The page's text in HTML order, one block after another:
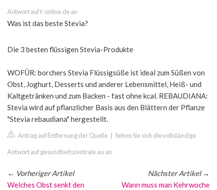
Antwort auf t-online.de an
Was ist das beste Stevia?
Die 3 besten flüssigen Stevia-Produkte
WOFÜR: borchers Stevia Flüssigsüße ist ideal zum Süßen von
Obst, Joghurt, Desserts und anderer Lebensmittel, Heiß- und
Kaltgetränken und zum Backen - fast ohne kcal. REBAUDIANA:
Stevia wird auf pflanzlicher Basis aus den Blättern der Pflanze
"Stevia rebaudiana" hergestellt.
Antrag auf Entfernung der Quelle Sehen Sie sich die vollständige
Antwort auf gesundheitszentrale.eu an
← Vorheriger Artikel
Welches Obst senkt den
Nächster Artikel→
Wann muss man Kehrwoche